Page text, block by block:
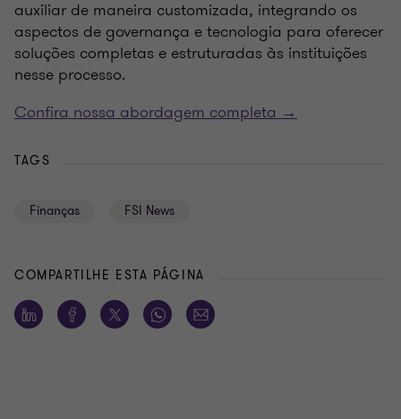
auxiliar de maneira customizada, integrando os
aspectos de governança e tecnologia para oferecer
soluções completas e estruturadas às instituições
nesse processo.
Confira nossa abordagem completa →
TAGS
Finanças FSI News
COMPARTILHE ESTA PÁGINA